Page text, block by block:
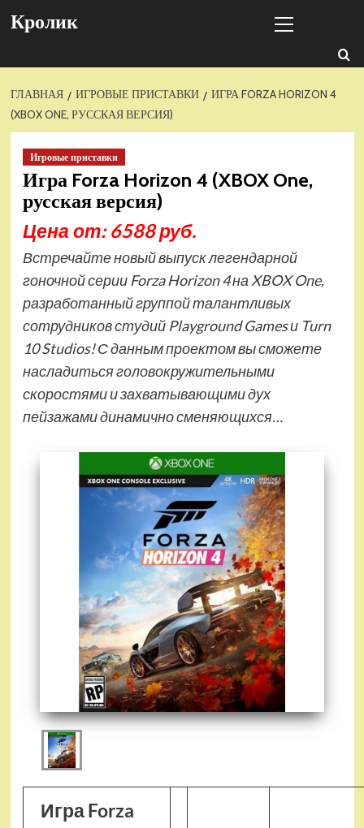
Кролик
меню
ГЛАВНАЯ ИГРОВЫЕ ПРИСТАВКИ
ИГРА FORZA HORIZON 4
(XBOX ONE, РУССКАЯ ВЕРСИЯ)
Игровые приставки
Игра Forza Horizon 4 (XBOX One,
русская версия)
Цена от: 6588 руб.
Встречайте новый выпуск легендарной
гоночной серии Forza Horizon 4 на XBOX One,
разработанный группой талантливых
сотрудников студий Playground Games и Turn
10 Studios! С данным проектом вы сможете
насладиться головокружительными
скоростями и захватывающими дух
пейзажами динамично сменяющихся…
Игра Forza